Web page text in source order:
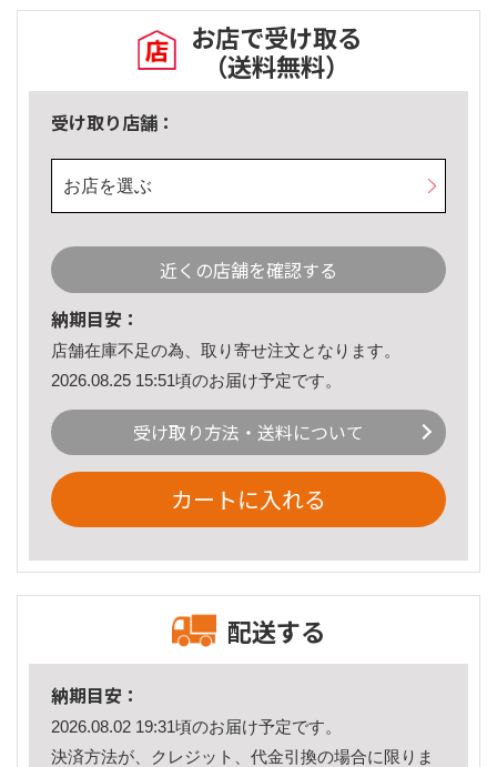
お店で受け取る
（送料無料）
受け取り店舗：
お店を選ぶ
近くの店舗を確認する
納期目安：
店舗在庫不足の為、取り寄せ注文となります。
2026.08.25 15:51頃のお届け予定です。
受け取り方法・送料について
カートに入れる
配送する
納期目安：
2026.08.02 19:31頃のお届け予定です。
決済方法が、クレジット、代金引換の場合に限りま